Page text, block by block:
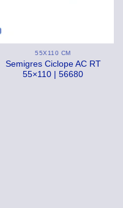
55X110 CM
Semigres Ciclope AC RT
55×110 | 56680